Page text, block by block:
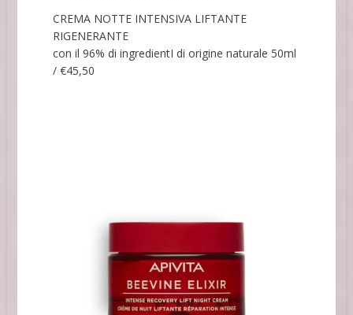
CREMA NOTTE INTENSIVA LIFTANTE
RIGENERANTE
con il 96% di ingredientI di origine naturale 50ml
/ €45,50